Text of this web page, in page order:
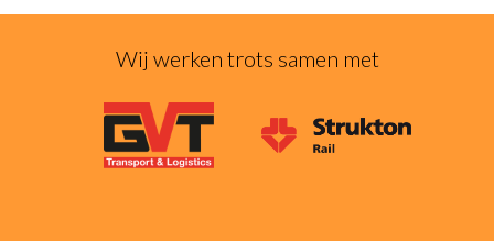
Wij werken trots samen met